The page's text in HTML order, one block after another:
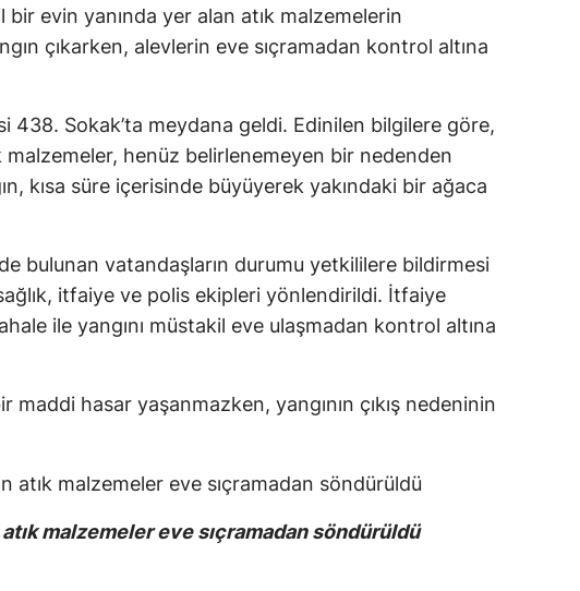
bir evin yanında yer alan atık malzemelerin
çıkarken, alevlerin eve sıçramadan kontrol altına
438. Sokak’ta meydana geldi. Edinilen bilgilere göre,
malzemeler, henüz belirlenemeyen bir nedenden
kısa süre içerisinde büyüyerek yakındaki bir ağaca
bulunan vatandaşların durumu yetkililere bildirmesi
itfaiye ve polis ekipleri yönlendirildi. İtfaiye
ile yangını müstakil eve ulaşmadan kontrol altına
maddi hasar yaşanmazken, yangının çıkış nedeninin
malzemeler eve sıçramadan söndürüldü